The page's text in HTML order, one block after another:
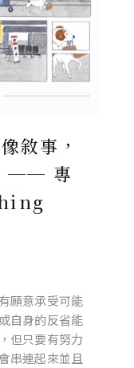
敘事，
── 專
願意承受可能
自身的反省能
但只要有努力
串連起來並且